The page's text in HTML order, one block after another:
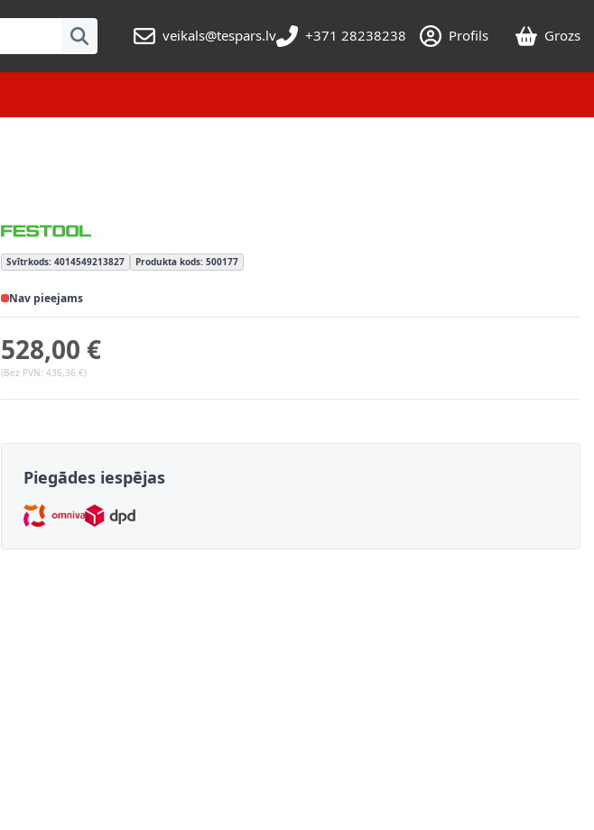
veikals@tespars.lv
+371 28238238 Profils Grozs
Svītrkods: 4014549213827 Produkta kods: 500177
Nav pieejams
528,00 €
(Bez PVN: 436,36 €)
Piegādes iespējas